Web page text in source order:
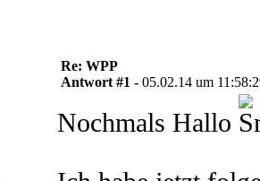
Re: WPP
Antwort #1 - 05.02.14 um
Nochmals Hallo